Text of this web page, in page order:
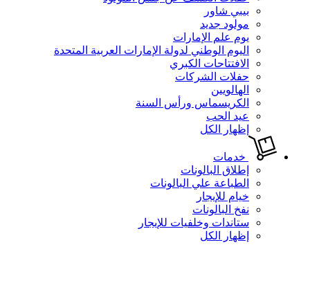
بيبي شاور
مولود جديد
يوم علم الإمارات
اليوم الوطني لدولة الإمارات العربية المتحدة
الافتتاحات الكبري
حفلات الشركات
الهالويين
الكريسماس ورأس السنة
عيد الحب
إظهار الكل
خدمات
إطلاق البالونات
الطباعة علي البالونات
خيام للإيجار
نفخ البالونات
ستاندات وخلفيات للإيجار
إظهار الكل